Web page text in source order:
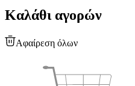
Καλάθι αγορών
Αφαίρεση όλων